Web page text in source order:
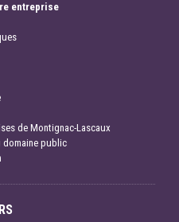
entreprise
de Montignac-Lascaux
domaine public